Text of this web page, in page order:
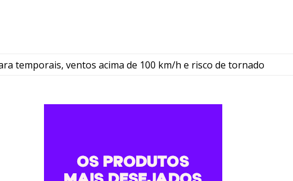
temporais, ventos acima de 100 km/h e risco de tornado
para atendimento a pessoas com TEA